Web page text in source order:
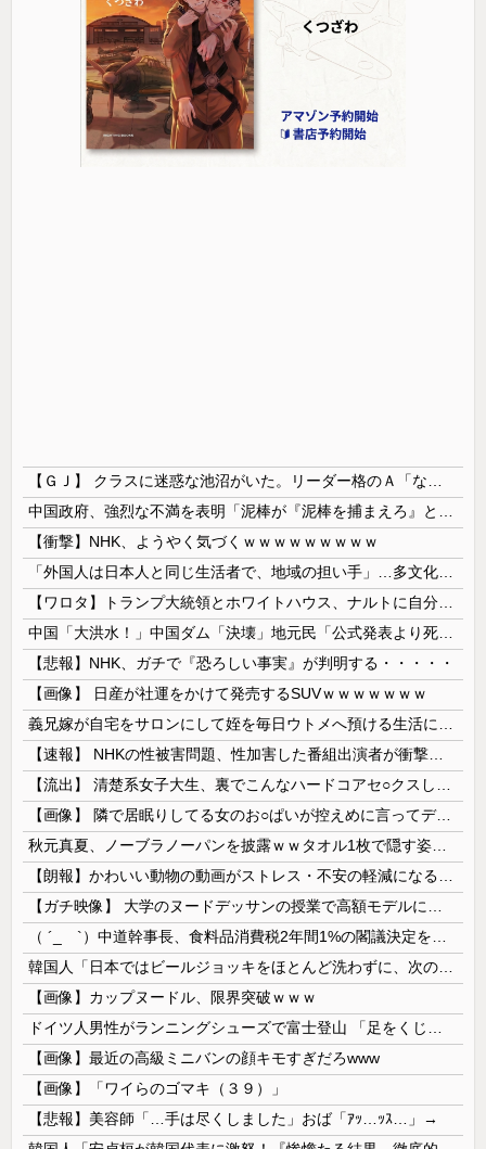
【衝撃】NHK、ようやく気づくｗｗｗｗｗｗｗｗｗ
【悲報】NHK、ガチで『恐ろしい事実』が判明する・・・・・
【画像】 日産が社運をかけて発売するSUVｗｗｗｗｗｗｗ
【画像】 隣で居眠りしてる女のお○ぱいが控えめに言ってデカいｗｗｗ
【画像】カップヌードル、限界突破ｗｗｗ
【画像】最近の高級ミニバンの顔キモすぎだろwww
【画像】「ワイらのゴマキ（３９）」
【悲報】美容師「…手は尽くしました」おば「ｱｯ…ｯｽ…」→